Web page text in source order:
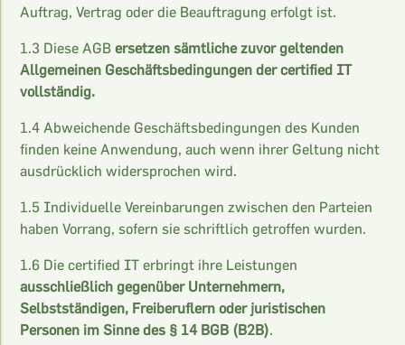
Auftrag, Vertrag oder die Beauftragung erfolgt ist.
1.3 Diese AGBersetzen sämtliche zuvor geltenden
Allgemeinen Geschäftsbedingungen der certified IT
vollständig.
1.4 Abweichende Geschäftsbedingungen des Kunden
finden keine Anwendung, auch wenn ihrer Geltung nicht
ausdrücklich widersprochen wird.
1.5 Individuelle Vereinbarungen zwischen den Parteien
haben Vorrang, sofern sie schriftlich getroffen wurden.
1.6 Die certified IT erbringt ihre Leistungen
ausschließlich gegenüber Unternehmern,
Selbstständigen, Freiberuflern oder juristischen
Personen im Sinne des § 14 BGB (B2B).